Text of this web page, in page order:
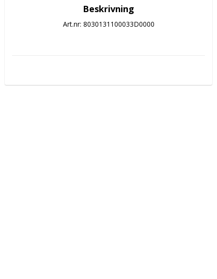
Beskrivning
Art.nr: 8030131100033D0000